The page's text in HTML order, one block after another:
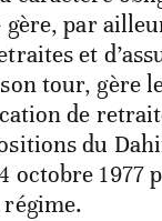
par
et
tour, gère
de
du
octobre 1977